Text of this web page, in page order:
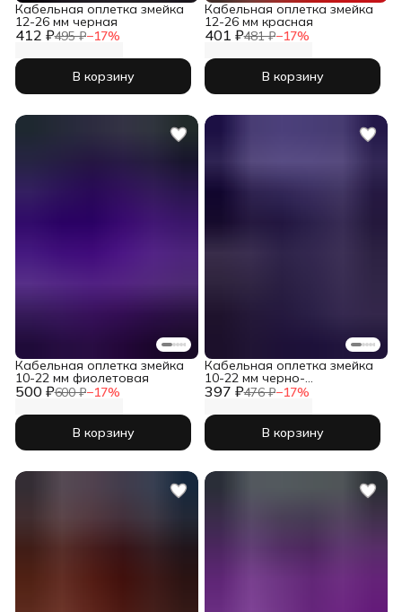
412 ₽495 ₽−17%
Кабельная оплетка змейка
12-26 мм черная
В корзину
401 ₽481 ₽−17%
Кабельная оплетка змейка
12-26 мм красная
В корзину
500 ₽600 ₽−17%
Кабельная оплетка змейка
10-22 мм фиолетовая
В корзину
397 ₽476 ₽−17%
Кабельная оплетка змейка
10-22 мм черно-
фиолетовая
В корзину